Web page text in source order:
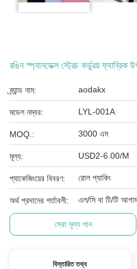
রঙিন স্প্যানডেক্স স্ট্রেচ কর্ডুরয়
ব্র্যান্ড নাম: aodakx
মডেল নম্বর: LYL-001A
MOQ.: 3000 এম
মূল্য: USD2-6.00/M
প্যাকেজিংয়ের বিবরণ: রোল প্যাকিং
অর্থ প্রদানের শর্তাবলী: এল/সি বা টি/টি আগাম
সেরা মূল্য পান
বিস্তারিত তথ্য